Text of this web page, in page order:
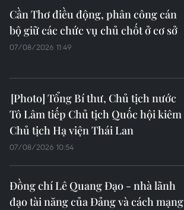
Cần Thơ điều động, phân công cán
bộ giữ các chức vụ chủ chốt ở cơ sở
07/08/2026 11:49
Tổng Bí thư, Chủ tịch nước
Tô Lâm tiếp Chủ tịch Quốc hội kiêm
Chủ tịch Hạ viện Thái Lan
07/08/2026 10:54
Đồng chí Lê Quang Đạo - nhà lãnh
đạo tài năng của Đảng và cách mạng